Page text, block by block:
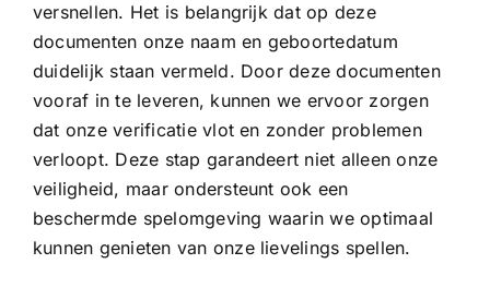
versnellen. Het is belangrijk dat op deze
documenten onze naam en geboortedatum
duidelijk staan vermeld. Door deze documenten
vooraf in te leveren, kunnen we ervoor zorgen
dat onze verificatie vlot en zonder problemen
verloopt. Deze stap garandeert niet alleen onze
veiligheid, maar ondersteunt ook een
beschermde spelomgeving waarin we optimaal
kunnen genieten van onze lievelings spellen.